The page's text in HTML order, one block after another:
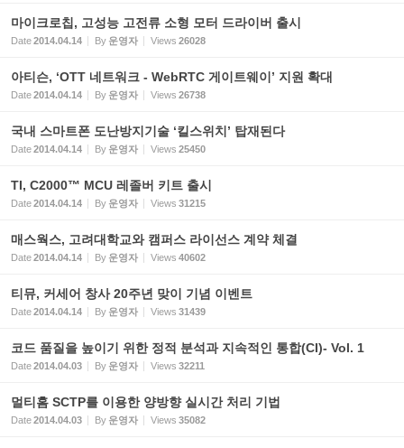
마이크로칩, 고성능 고전류 소형 모터 드라이버 출시
Date2014.04.14 By 운영자 Views 26028
아티슨, ‘OTT 네트워크 - WebRTC 게이트웨이’ 지원 확대
Date2014.04.14 By 운영자 Views 26738
국내 스마트폰 도난방지기술 ‘킬스위치’ 탑재된다
Date2014.04.14 By 운영자 Views 25450
TI, C2000™ MCU 레졸버 키트 출시
Date2014.04.14 By 운영자 Views 31215
매스웍스, 고려대학교와 캠퍼스 라이선스 계약 체결
Date2014.04.14 By 운영자 Views 40602
티뮤, 커세어 창사 20주년 맞이 기념 이벤트
Date2014.04.14 By 운영자 Views 31439
코드 품질을 높이기 위한 정적 분석과 지속적인 통합(CI)- Vol. 1
Date2014.04.03 By 운영자 Views 32211
멀티홈 SCTP를 이용한 양방향 실시간 처리 기법
Date2014.04.03 By 운영자 Views 35082